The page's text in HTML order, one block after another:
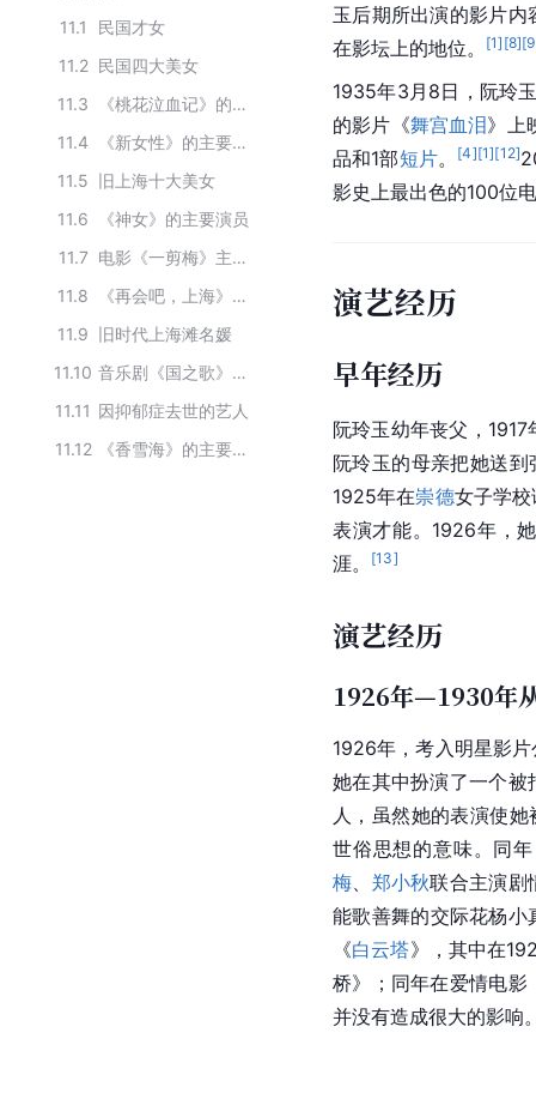
11.1
民国才女
11.2 民国四大美女
11.3
《桃花泣血记》的主要演员
11.4
《新女性》的主要演员
11.5 旧上海十大美女
11.6
《神女》的主要演员
11.7
电影《一剪梅》主要演员
11.8
《再会吧，上海》的主要演员
11.9 旧时代上海滩名媛
11.10
音乐剧《国之歌》主线人物
11.11 因抑郁症去世的艺人
11.12
《香雪海》的主要演员
玉后期所出演的影片
在影坛上的地位。
[1] [8][9
1935年3月8日，阮玲
的影片《舞宫血泪》上
品和1部短片。 [4][1][12]
影史上最出色的100位
演艺经历
早年经历
阮玲玉幼年丧父，
阮玲玉的母亲把她送
1925年在崇德女子学
表演才能。1926年，
涯。
[13]
演艺经历
1926年—1930年
1926年，考入明星影
她在其中扮演了一个被
人，虽然她的表演使
世俗思想的意味。同
梅
郑小秋联合主演剧
能歌善舞的交际花杨小
《白云塔》，其中在
桥》；同年在爱情电影
并没有造成很大的影响